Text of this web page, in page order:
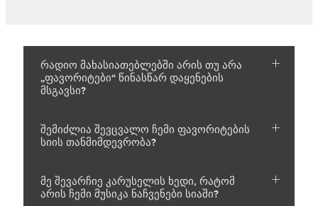
რადიო მახასიათებლებში არის თუ არა
„ფავორიტები“ წინასწარ დაყენების
მსგავსი?
შემიძლია შევცვალო ჩემი ფავორიტების
სიის თანმიმდევრობა?
მე შევარჩიე კარუსელის ხედი, რატომ
არის ჩემი მუსიკა ნაჩვენები სიაში?